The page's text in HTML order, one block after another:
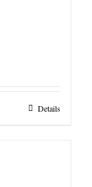
Details